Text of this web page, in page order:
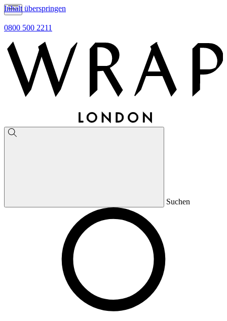
Inhalt überspringen
0800 500 2211
Suchen